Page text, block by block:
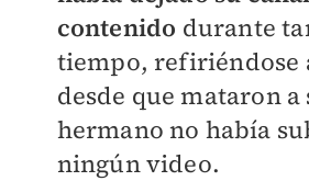
contenido durante
tiempo, refiriéndose
desde que mataron a
hermano no había
ningún video.